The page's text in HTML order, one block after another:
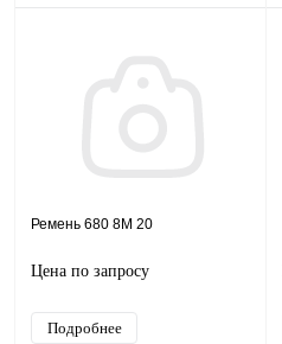
Ремень 680 8M 20
Цена по запросу
Подробнее